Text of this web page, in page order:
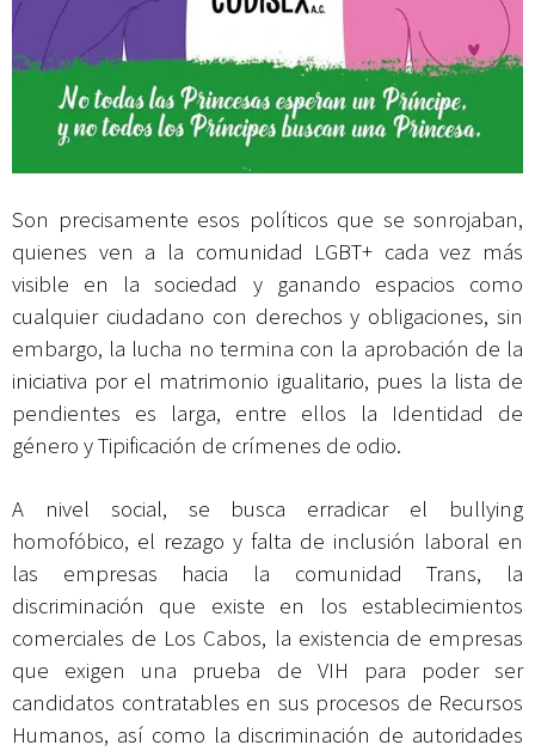
Son precisamente esos políticos que se sonrojaban,
quienes ven a la comunidad LGBT+ cada vez más
visible en la sociedad y ganando espacios como
cualquier ciudadano con derechos y obligaciones, sin
embargo, la lucha no termina con la aprobación de la
iniciativa por el matrimonio igualitario, pues la lista de
pendientes es larga, entre ellos la Identidad de
género y Tipificación de crímenes de odio.
A nivel social, se busca erradicar el bullying
homofóbico, el rezago y falta de inclusión laboral en
las empresas hacia la comunidad Trans, la
discriminación que existe en los establecimientos
comerciales de Los Cabos, la existencia de empresas
que exigen una prueba de VIH para poder ser
candidatos contratables en sus procesos de Recursos
Humanos, así como la discriminación de autoridades